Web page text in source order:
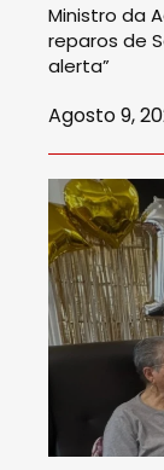
Ministro da
reparos de
alerta”
Agosto 9,